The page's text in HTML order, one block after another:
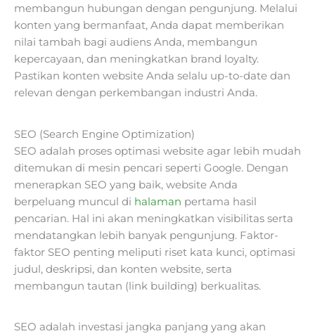
membangun hubungan dengan pengunjung. Melalui
konten yang bermanfaat, Anda dapat memberikan
nilai tambah bagi audiens Anda, membangun
kepercayaan, dan meningkatkan brand loyalty.
Pastikan konten website Anda selalu up-to-date dan
relevan dengan perkembangan industri Anda.
SEO (Search Engine Optimization)
SEO adalah proses optimasi website agar lebih mudah
ditemukan di mesin pencari seperti Google. Dengan
menerapkan SEO yang baik, website Anda
berpeluang muncul di halaman pertama hasil
pencarian. Hal ini akan meningkatkan visibilitas serta
mendatangkan lebih banyak pengunjung. Faktor-
faktor SEO penting meliputi riset kata kunci, optimasi
judul, deskripsi, dan konten website, serta
membangun tautan (link building) berkualitas.
SEO adalah investasi jangka panjang yang akan